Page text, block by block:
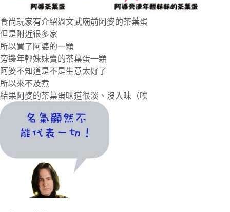
食尚玩家有介紹過文武廟前阿婆的茶葉蛋
但是附近很多家
所以買了阿婆的一顆
旁邊年輕妹妹賣的茶葉蛋一顆
阿婆不知道是不是生意太好了
所以來不及煮
結果阿婆的茶葉蛋味道很淡、沒入味（唉